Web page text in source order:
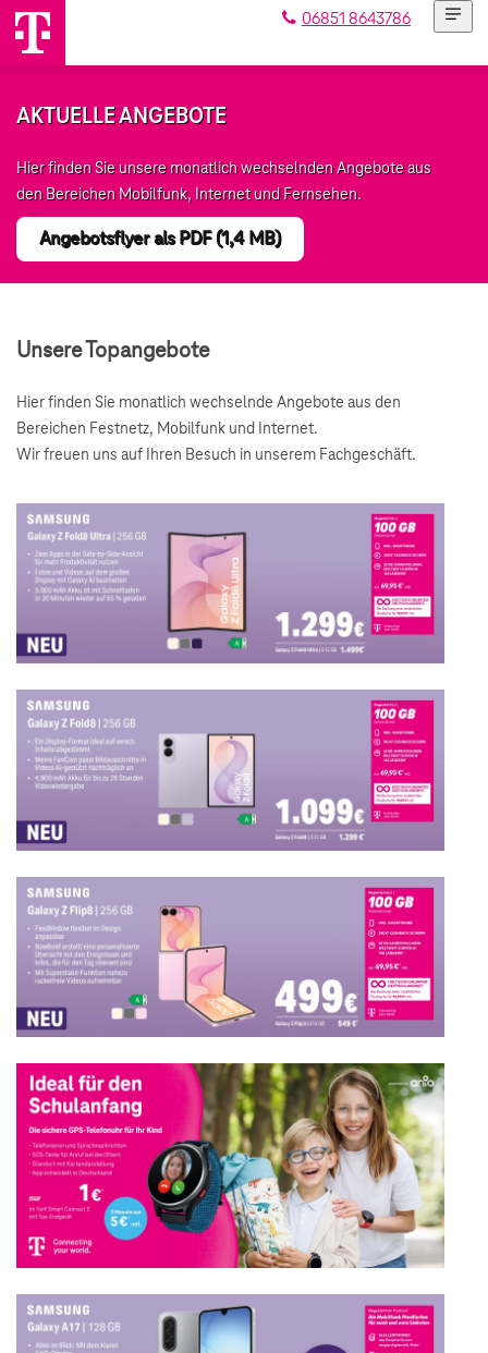
06851 8643786
AKTUELLE ANGEBOTE
Hier finden Sie unsere monatlich wechselnden Angebote aus
den Bereichen Mobilfunk, Internet und Fernsehen.
Angebotsflyer als PDF (1,4 MB)
Unsere Topangebote
Hier finden Sie monatlich wechselnde Angebote aus den
Bereichen Festnetz, Mobilfunk und Internet.
Wir freuen uns auf Ihren Besuch in unserem Fachgeschäft.